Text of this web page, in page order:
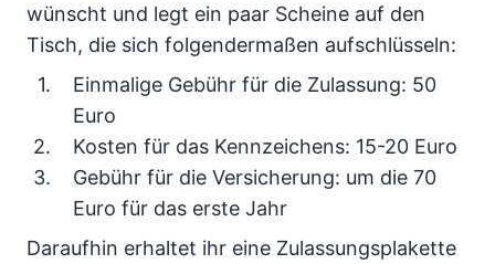
wünscht und legt ein paar Scheine auf den
Tisch, die sich folgendermaßen aufschlüsseln:
Einmalige Gebühr für die Zulassung: 50
Euro
Kosten für das Kennzeichens: 15-20 Euro
Gebühr für die Versicherung: um die 70
Euro für das erste Jahr
Daraufhin erhaltet ihr eine Zulassungsplakette